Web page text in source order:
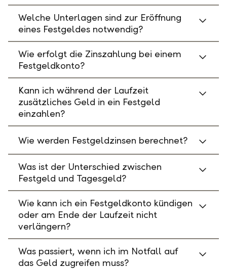
Welche Unterlagen sind zur Eröffnung
eines Festgeldes notwendig?
Wie erfolgt die Zinszahlung bei einem
Festgeldkonto?
Kann ich während der Laufzeit
zusätzliches Geld in ein Festgeld
einzahlen?
Wie werden Festgeldzinsen berechnet?
Was ist der Unterschied zwischen
Festgeld und Tagesgeld?
Wie kann ich ein Festgeldkonto kündigen
oder am Ende der Laufzeit nicht
verlängern?
Was passiert, wenn ich im Notfall auf
das Geld zugreifen muss?